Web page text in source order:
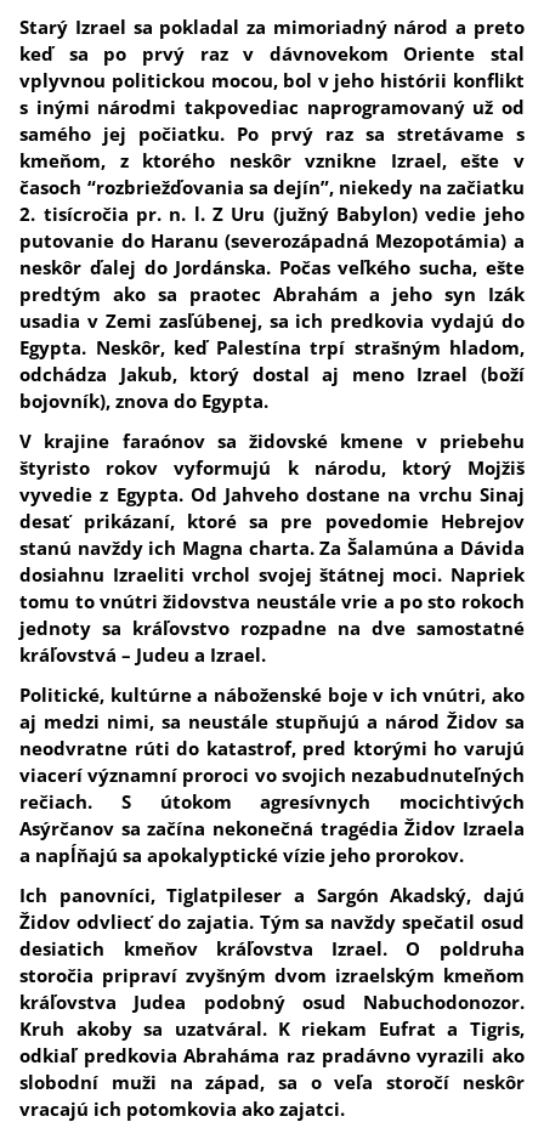
Starý Izrael sa pokladal za mimoriadný národ a preto
keď sa po prvý raz v dávnovekom Oriente stal
vplyvnou politickou mocou, bol v jeho histórii konflikt
s inými národmi takpovediac naprogramovaný už od
samého jej počiatku. Po prvý raz sa stretávame s
kmeňom, z ktorého neskôr vznikne Izrael, ešte v
časoch “rozbriežďovania sa dejín”, niekedy na začiatku
2. tisícročia pr. n. l. Z Uru (južný Babylon) vedie jeho
putovanie do Haranu (severozápadná Mezopotámia) a
neskôr ďalej do Jordánska. Počas veľkého sucha, ešte
predtým ako sa praotec Abrahám a jeho syn Izák
usadia v Zemi zasľúbenej, sa ich predkovia vydajú do
Egypta. Neskôr, keď Palestína trpí strašným hladom,
odchádza Jakub, ktorý dostal aj meno Izrael (boží
bojovník), znova do Egypta.
V krajine faraónov sa židovské kmene v priebehu
štyristo rokov vyformujú k národu, ktorý Mojžiš
vyvedie z Egypta. Od Jahveho dostane na vrchu Sinaj
desať prikázaní, ktoré sa pre povedomie Hebrejov
stanú navždy ich Magna charta. Za Šalamúna a Dávida
dosiahnu Izraeliti vrchol svojej štátnej moci. Napriek
tomu to vnútri židovstva neustále vrie a po sto rokoch
jednoty sa kráľovstvo rozpadne na dve samostatné
kráľovstvá – Judeu a Izrael.
Politické, kultúrne a náboženské boje v ich vnútri, ako
aj medzi nimi, sa neustále stupňujú a národ Židov sa
neodvratne rúti do katastrof, pred ktorými ho varujú
viacerí významní proroci vo svojich nezabudnuteľných
rečiach. S útokom agresívnych mocichtivých
Asýrčanov sa začína nekonečná tragédia Židov Izraela
a napĺňajú sa apokalyptické vízie jeho prorokov.
Ich panovníci, Tiglatpileser a Sargón Akadský, dajú
Židov odvliecť do zajatia. Tým sa navždy spečatil osud
desiatich kmeňov kráľovstva Izrael. O poldruha
storočia pripraví zvyšným dvom izraelským kmeňom
kráľovstva Judea podobný osud Nabuchodonozor.
Kruh akoby sa uzatváral. K riekam Eufrat a Tigris,
odkiaľ predkovia Abraháma raz pradávno vyrazili ako
slobodní muži na západ, sa o veľa storočí neskôr
vracajú ich potomkovia ako zajatci.